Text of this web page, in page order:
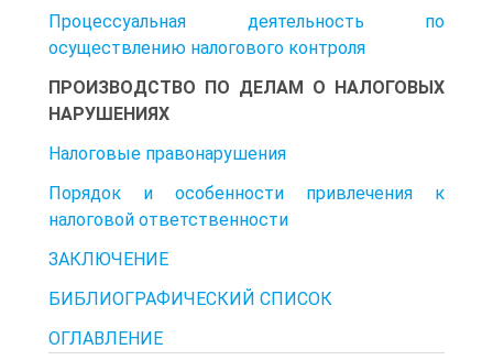
Процессуальная деятельность по
осуществлению налогового контроля
ПРОИЗВОДСТВО ПО ДЕЛАМ О НАЛОГОВЫХ
НАРУШЕНИЯХ
Налоговые правонарушения
Порядок и особенности привлечения к
налоговой ответственности
ЗАКЛЮЧЕНИЕ
БИБЛИОГРАФИЧЕСКИЙ СПИСОК
ОГЛАВЛЕНИЕ